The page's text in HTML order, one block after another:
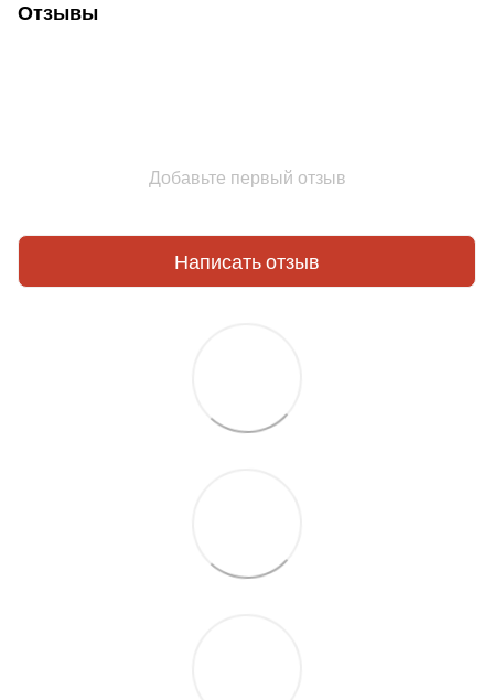
Отзывы
Добавьте первый отзыв
Написать отзыв